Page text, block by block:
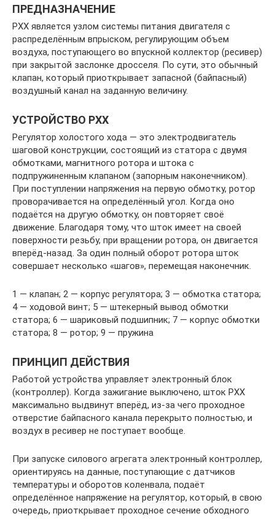
ПРЕДНАЗНАЧЕНИЕ
РХХ является узлом системы питания двигателя с
распределённым впрыском, регулирующим объем
воздуха, поступающего во впускной коллектор (ресивер)
при закрытой заслонке дросселя. По сути, это обычный
клапан, который приоткрывает запасной (байпасный)
воздушный канал на заданную величину.
УСТРОЙСТВО РХХ
Регулятор холостого хода — это электродвигатель
шаговой конструкции, состоящий из статора с двумя
обмотками, магнитного ротора и штока с
подпружиненным клапаном (запорным наконечником).
При поступлении напряжения на первую обмотку, ротор
проворачивается на определённый угол. Когда оно
подаётся на другую обмотку, он повторяет своё
движение. Благодаря тому, что шток имеет на своей
поверхности резьбу, при вращении ротора, он двигается
вперёд-назад. За один полный оборот ротора шток
совершает несколько «шагов», перемещая наконечник.
1 — клапан; 2 — корпус регулятора; 3 — обмотка статора;
4 — ходовой винт; 5 — штекерный вывод обмотки
статора; 6 — шариковый подшипник; 7 — корпус обмотки
статора; 8 — ротор; 9 — пружина
ПРИНЦИП ДЕЙСТВИЯ
Работой устройства управляет электронный блок
(контроллер). Когда зажигание выключено, шток РХХ
максимально выдвинут вперёд, из-за чего проходное
отверстие байпасного канала перекрыто полностью, и
воздух в ресивер не поступает вообще.
При запуске силового агрегата электронный контроллер,
ориентируясь на данные, поступающие с датчиков
температуры и оборотов коленвала, подаёт
определённое напряжение на регулятор, который, в свою
очередь, приоткрывает проходное сечение обходного